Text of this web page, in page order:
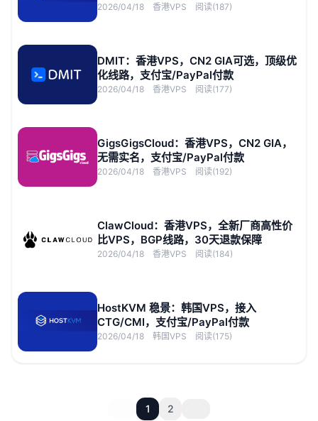
2026/04/18 香港VPS 阅读(187)
DMIT：香港VPS，CN2 GIA可选，顶级优
化线路，支付宝/PayPal付款
2026/04/18 香港VPS 阅读(177)
GigsGigsCloud：香港VPS，CN2 GIA，
无需实名，支付宝/PayPal付款
2026/04/18 香港VPS 阅读(192)
ClawCloud：香港VPS，全新厂商高性价
比VPS，BGP线路，30天退款保障
2026/04/18 香港VPS 阅读(184)
HostKVM 稳景：韩国VPS，接入
CTG/CMI，支付宝/PayPal付款
2026/04/18 韩国VPS 阅读(175)
1 2